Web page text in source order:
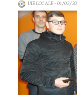
VIE LOCALE- 01/02/